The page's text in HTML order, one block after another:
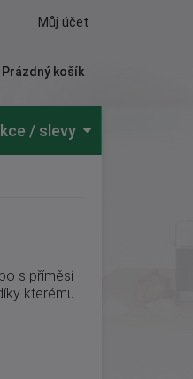
Můj účet
Prázdný košík
/ slevy
s příměsí
kterému